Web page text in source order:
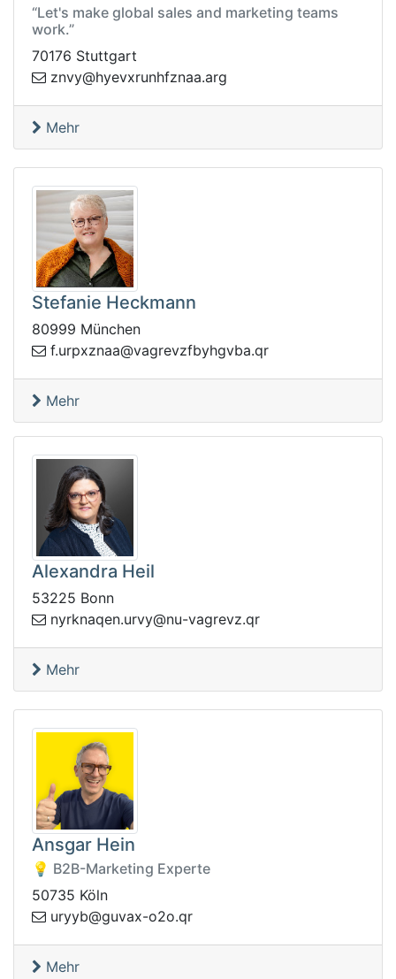
“Let's make global sales and marketing teams
work.”
70176 Stuttgart
gra.
aanzfhnurxveyh@yvnz
Mehr
Stefanie Heckmann
80999 München
rq.abvghybfzvergav@aanzxpru
.f
Mehr
Alexandra Heil
53225 Bonn
r
q.zvergav-un@yvru.neqankryn
Mehr
Ansgar Hein
💡 B2B-Marketing Experte
50735 Köln
rq.o2
o-xavug@byyru
Mehr